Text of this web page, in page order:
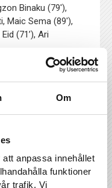
Om
anpassa innehållet
funktioner
trafik. Vi
Binaku (79′),
Maic Sema (89′),
(71’), Ari